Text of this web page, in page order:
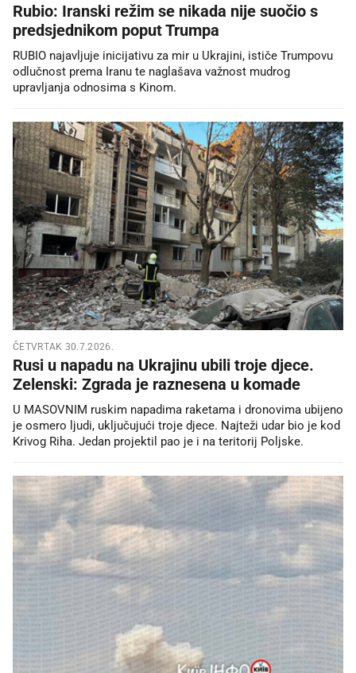
Rubio: Iranski režim se nikada nije suočio s
predsjednikom poput Trumpa
RUBIO najavljuje inicijativu za mir u Ukrajini, ističe Trumpovu
odlučnost prema Iranu te naglašava važnost mudrog
upravljanja odnosima s Kinom.
ČETVRTAK 30.7.2026.
Rusi u napadu na Ukrajinu ubili troje djece.
Zelenski: Zgrada je raznesena u komade
U MASOVNIM ruskim napadima raketama i dronovima ubijeno
je osmero ljudi, uključujući troje djece. Najteži udar bio je kod
Krivog Riha. Jedan projektil pao je i na teritorij Poljske.